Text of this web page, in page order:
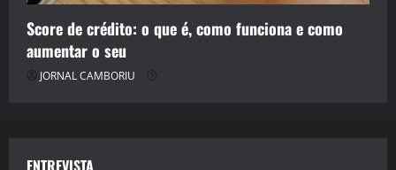
Score de crédito: o que é, como funciona e como
aumentar o seu
JORNAL CAMBORIU